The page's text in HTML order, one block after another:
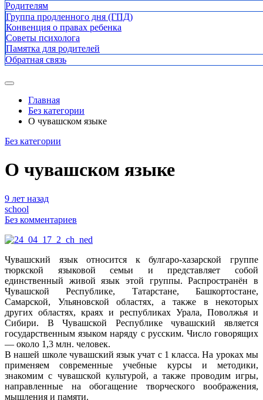
Родителям
Группа продленного дня (ГПД)
Конвенция о правах ребенка
Советы психолога
Памятка для родителей
Обратная связь
Главная
Без категории
О чувашском языке
Без категории
О чувашском языке
9 лет назад
school
Без комментариев
Чувашский язык относится к булгаро-хазарской группе
тюркской языковой семьи и представляет собой
единственный живой язык этой группы. Распространён в
Чувашской Республике, Татарстане, Башкортостане,
Самарской, Ульяновской областях, а также в некоторых
других областях, краях и республиках Урала, Поволжья и
Сибири. В Чувашской Республике чувашский является
государственным языком наряду с русским. Число говорящих
— около 1,3 млн. человек.
В нашей школе чувашский язык учат с 1 класса. На уроках мы
применяем современные учебные курсы и методики,
знакомим с чувашской культурой, а также проводим игры,
направленные на обогащение творческого воображения,
мышления и памяти.